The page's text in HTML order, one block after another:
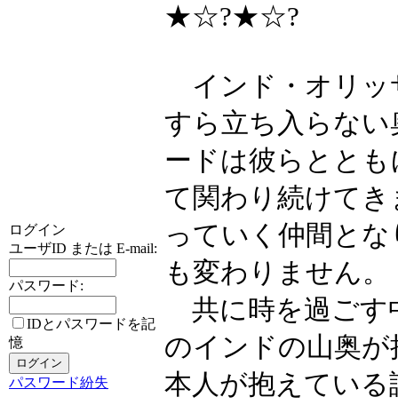
ログイン
ユーザID または E-mail:
パスワード:
IDとパスワードを記
憶
パスワード紛失
★☆?★☆?
インド・オリッ
すら立ち入らな
ードは彼らとと
て関わり続けて
っていく仲間と
も変わりません。
共に時を過ごす
のインドの山奥
本人が抱えてい